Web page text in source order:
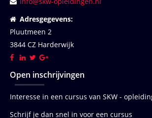
Adresgegevens:
Pluutmeen 2
3844 CZ Harderwijk
Open inschrijvingen
Interesse in een cursus van SKW -
Schrijf je dan snel in voor een cursus